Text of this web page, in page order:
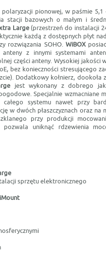
pionowej, w paśmie 5,1
stacji bazowych o małym i
Large(przestrzeń do instalacji
każdą z dostępnych płyt
rozwiązania SOHO.WiBOX
z innymi systemami
części anteny. Wysokiej jakości
bez konieczności stresującego
Dodatkowy kołnierz, dookoła
jest wykonany z dobrego
Specjalnie wzmacniane
systemu nawet przy
w dwóch płaszczyznach oraz na
przy produkcji
uniknąć rdzewienia
sprzętu elektronicznego